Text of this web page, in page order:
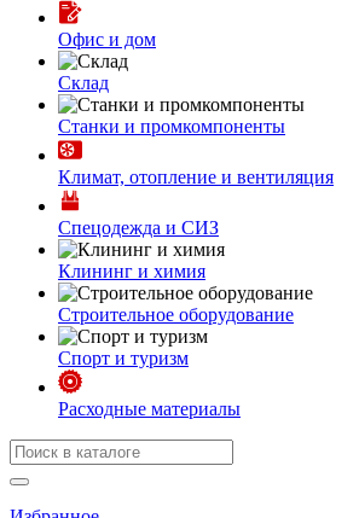
Офис и дом
Склад
Станки и промкомпоненты
Климат, отопление и вентиляция
Спецодежда и СИЗ
Клининг и химия
Строительное оборудование
Спорт и туризм
Расходные материалы